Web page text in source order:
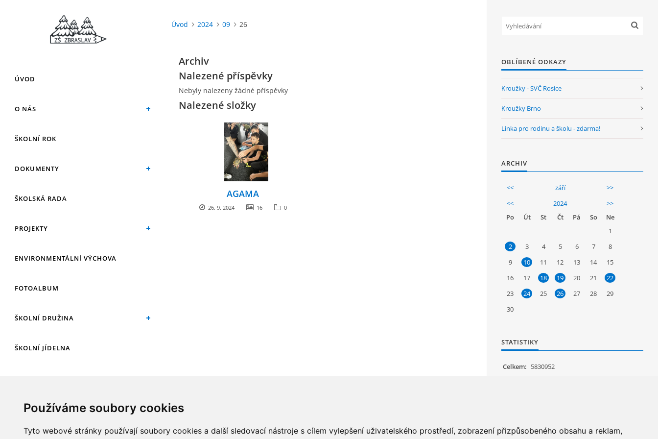
Používáme soubory cookies
Tyto webové stránky používají soubory cookies a další sledovací nástroje s cílem vylepšení uživatelského prostředí, zobrazení přizpůsobeného obsahu a reklam,
ÚVOD
O NÁS
ŠKOLNÍ ROK
DOKUMENTY
ŠKOLSKÁ RADA
PROJEKTY
ENVIRONMENTÁLNÍ VÝCHOVA
FOTOALBUM
ŠKOLNÍ DRUŽINA
ŠKOLNÍ JÍDELNA
KROUŽKY
Úvod 2024 09 26
Archiv
Nalezené příspěvky
Nebyly nalezeny žádné příspěvky
Nalezené složky
AGAMA
26. 9. 2024 16 0
OBLÍBENÉ ODKAZY
Kroužky - SVČ Rosice
Kroužky Brno
Linka pro rodinu a školu - zdarma!
ARCHIV
<< září
>>
<<
2024
>>
Po
Út St Čt Pá So
Ne
1
2
3 4 5 6 7
8
9
10 11 12 13 14
15
16
17 18 19 20 21
22
23
24 25 26 27 28
29
30
STATISTIKY
Celkem: 5830952